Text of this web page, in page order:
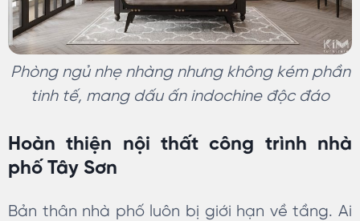
Phòng ngủ nhẹ nhàng nhưng không kém phần
tinh tế, mang dấu ấn indochine độc đáo
Hoàn thiện nội thất công trình nhà
phố Tây Sơn
Bản thân nhà phố luôn bị giới hạn về tầng. Ai